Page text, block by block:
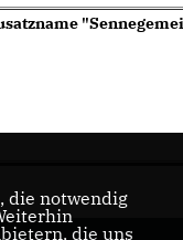
die notwendig
die uns